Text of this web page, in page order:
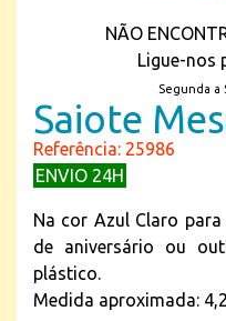
NÃO
Ligue-nos
Segunda a
Saiote
Referência: 25986
ENVIO 24H
Na cor Azul Claro
de aniversário ou
plástico.
Medida aproximada: